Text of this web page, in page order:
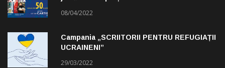
08/04/2022
Campania „SCRIITORII PENTRU REFUGIAȚII
UCRAINENI”
29/03/2022